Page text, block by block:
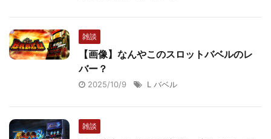
雑談
【画像】なんやこのスロットバベルのレ
バー？
2025/10/9 L バベル
雑談